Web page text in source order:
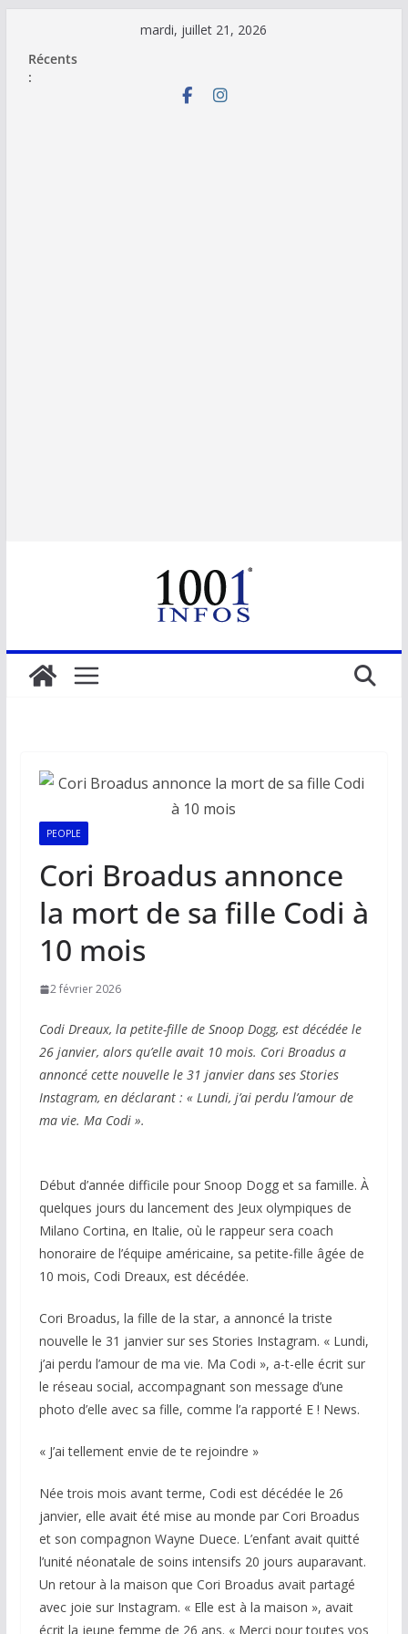
contenu
mardi, juillet 21, 2026
Récents
:
PEOPLE
Cori Broadus annonce
la mort de sa fille Codi à
10 mois
2 février 2026
Codi Dreaux, la petite-fille de Snoop Dogg, est décédée le
26 janvier, alors qu’elle avait 10 mois. Cori Broadus a
annoncé cette nouvelle le 31 janvier dans ses Stories
Instagram, en déclarant : « Lundi, j’ai perdu l’amour de
ma vie. Ma Codi ».
Début d’année difficile pour Snoop Dogg et sa famille. À
quelques jours du lancement des Jeux olympiques de
Milano Cortina, en Italie, où le rappeur sera coach
honoraire de l’équipe américaine, sa petite-fille âgée de
10 mois, Codi Dreaux, est décédée.
Cori Broadus, la fille de la star, a annoncé la triste
nouvelle le 31 janvier sur ses Stories Instagram. « Lundi,
j’ai perdu l’amour de ma vie. Ma Codi », a-t-elle écrit sur
le réseau social, accompagnant son message d’une
photo d’elle avec sa fille, comme l’a rapporté E ! News.
« J’ai tellement envie de te rejoindre »
Née trois mois avant terme, Codi est décédée le 26
janvier, elle avait été mise au monde par Cori Broadus
et son compagnon Wayne Duece. L’enfant avait quitté
l’unité néonatale de soins intensifs 20 jours auparavant.
Un retour à la maison que Cori Broadus avait partagé
avec joie sur Instagram. « Elle est à la maison », avait
écrit la jeune femme de 26 ans. « Merci pour toutes vos